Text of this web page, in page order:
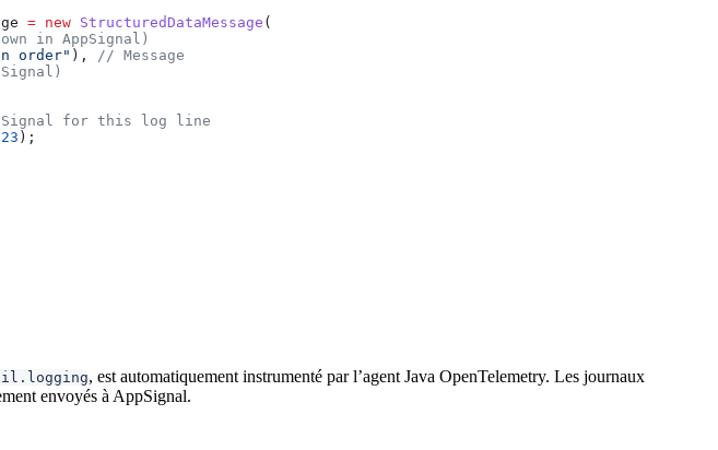
= new StructuredDataMessage (
in AppSignal)
order" ), // Message
for this log line
);
, est automatiquement instrumenté par l’agent Java OpenTelemetry. Les journaux
envoyés à AppSignal.